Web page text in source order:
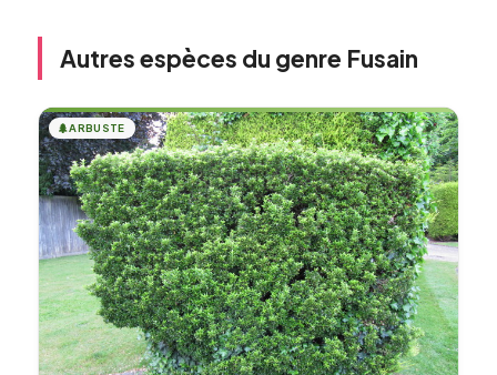
Autres espèces du genre Fusain
🌲ARBUSTE